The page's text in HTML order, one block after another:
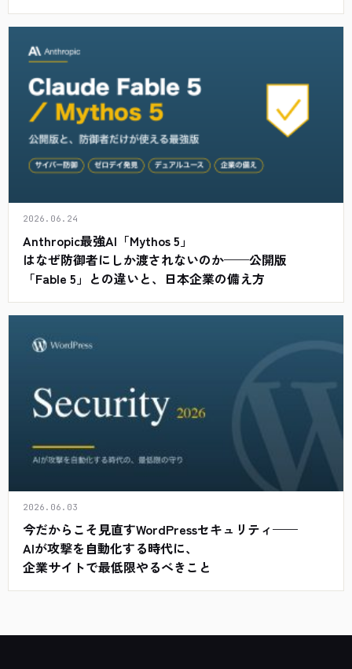
2026.06.24
Anthropic最強AI「Mythos 5」
はなぜ防御者にしか渡されないのか——公開版
「Fable 5」との違いと、日本企業の備え方
2026.06.03
今だからこそ見直すWordPressセキュリティ——
AIが攻撃を自動化する時代に、
企業サイトで最低限やるべきこと